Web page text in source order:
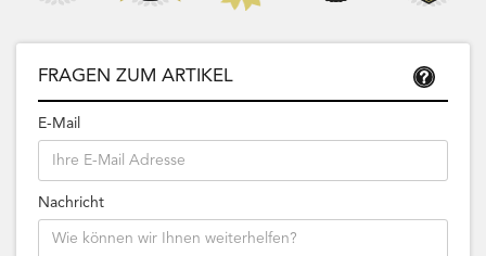
FRAGEN ZUM ARTIKEL
E-Mail
Nachricht